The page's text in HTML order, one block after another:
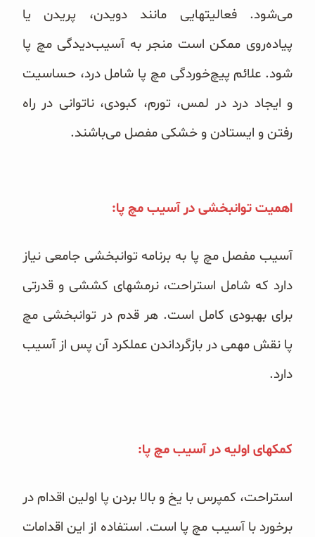
می‌شود. فعالیتهایی مانند دویدن، پریدن یا
پیاده‌روی ممکن است منجر به آسیب‌دیدگی مچ پا
شود. علائم پیچ‌خوردگی مچ پا شامل درد، حساسیت
و ایجاد درد در لمس، تورم، کبودی، ناتوانی در راه
رفتن و ایستادن و خشکی مفصل می‌باشند.
اهمیت توانبخشی در آسیب مچ پا:
آسیب مفصل مچ پا به برنامه توانبخشی جامعی نیاز
دارد که شامل استراحت، نرمشهای کششی و قدرتی
برای بهبودی کامل است. هر قدم در توانبخشی مچ
پا نقش مهمی‌ در بازگرداندن عملکرد آن پس از آسیب
دارد.
کمکهای اولیه در آسیب مچ پا:
استراحت، کمپرس با یخ و بالا بردن پا اولین اقدام در
برخورد با آسیب مچ پا است. استفاده از این اقدامات